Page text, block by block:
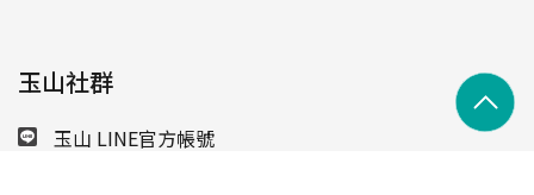
玉山社群
玉山 LINE官方帳號